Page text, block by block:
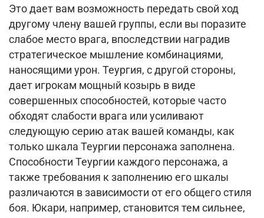
Это дает вам возможность передать свой ход
другому члену вашей группы, если вы поразите
слабое место врага, впоследствии наградив
стратегическое мышление комбинациями,
наносящими урон. Теургия, с другой стороны,
дает игрокам мощный козырь в виде
совершенных способностей, которые часто
обходят слабости врага или усиливают
следующую серию атак вашей команды, как
только шкала Теургии персонажа заполнена.
Способности Теургии каждого персонажа, а
также требования к заполнению его шкалы
различаются в зависимости от его общего стиля
боя. Юкари, например, становится тем сильнее,